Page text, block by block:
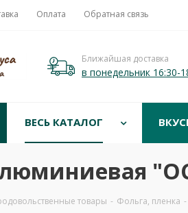
Оплата Обратная связь
Ближайшая доставка
в понедельник 16:30-
ВЕСЬ КАТАЛОГ
товары - Фольга, пленка -